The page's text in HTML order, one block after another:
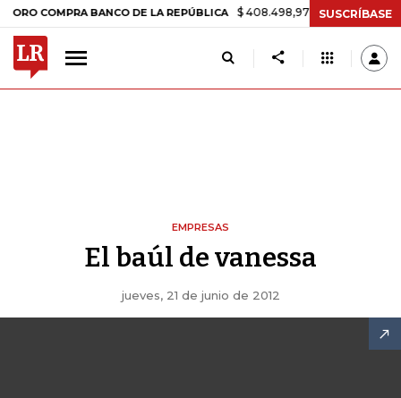
BANCO DE LA REPÚBLICA $ 408.498,97 +$ 8.753,81 +2,19%
SUSCRÍBASE
EMPRESAS
El baúl de vanessa
jueves, 21 de junio de 2012